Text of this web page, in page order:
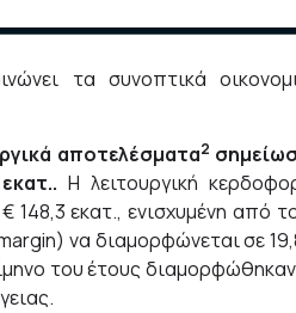
τα συνοπτικά
αποτελέσματα2
Η λειτουργική
148,3 εκατ., ενισχυμένη από
να διαμορφώνεται σε
του έτους